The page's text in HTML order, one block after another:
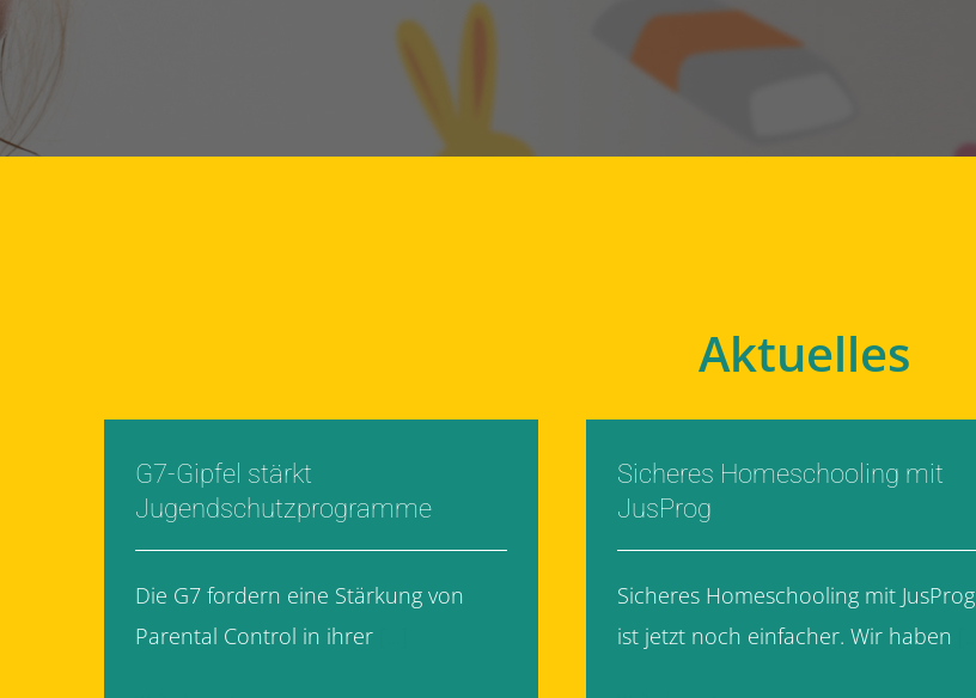
Aktuelles
G7-Gipfel stärkt
Jugendschutzprogramme
Die G7 fordern eine Stärkung von
Parental Control in ihrer
Sicheres Homeschooling mit
JusProg
Sicheres Homeschooling mit JusProg
ist jetzt noch einfacher. Wir haben